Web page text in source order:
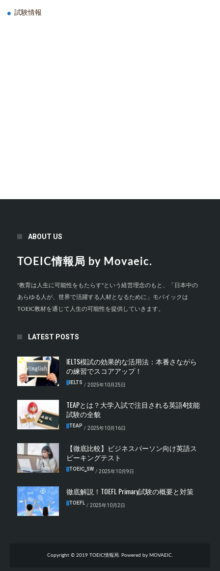
試験情報
ABOUT US
TOEIC情報局 by Movaeic.
"教育は人生に可能性をもたらす"という経営理念のもと、「日本中の
あらゆる人が、世界で活躍する人材となるために」モバイックは
TOEIC教材を通じて人生の可能性を提供していきます。
LATEST POSTS
IELTS模試の効果的な活用法：本番さながら
の練習でスコアアップ！
IELTS / 2025年10月25日
TEAPとは？大学入試で注目される英語4技能
試験の全貌
TEAP / 2025年10月16日
【徹底比較】ビジネスパーソン向け英語ス
ピーキングテスト
TOEIC‗SW / 2025年10月9日
徹底解説！TOEFL Primary試験の概要と対策
TOEFL / 2025年10月2日
Copyright © 2019 TOEIC情報局. Powered by MOVAEIC.